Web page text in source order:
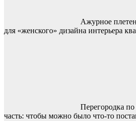
Ажурное
для «женского» дизайна интерьера
Перегородка по
часть: чтобы можно было что-то